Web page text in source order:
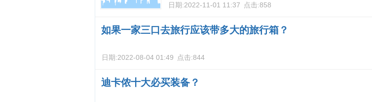
日期:2022-11-01 11:37 点击:858
如果一家三口去旅行应该带多大的旅行箱？
日期:2022-08-04 01:49 点击:844
迪卡侬十大必买装备？